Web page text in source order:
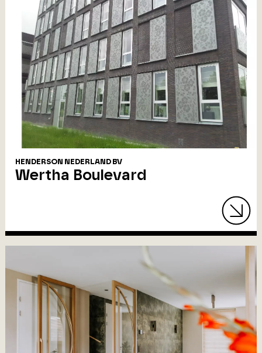
HENDERSON NEDERLAND BV
Wertha Boulevard